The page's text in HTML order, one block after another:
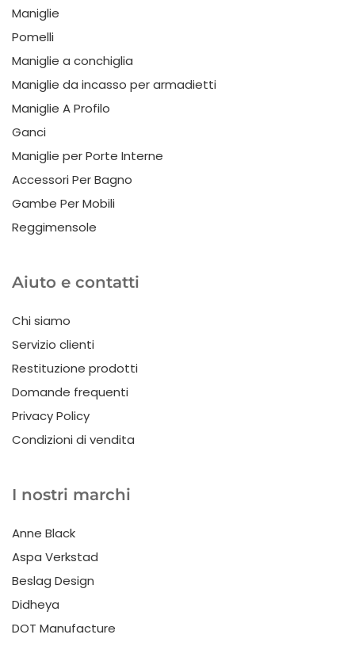
Maniglie
Pomelli
Maniglie a conchiglia
Maniglie da incasso per armadietti
Maniglie A Profilo
Ganci
Maniglie per Porte Interne
Accessori Per Bagno
Gambe Per Mobili
Reggimensole
Aiuto e contatti
Chi siamo
Servizio clienti
Restituzione prodotti
Domande frequenti
Privacy Policy
Condizioni di vendita
I nostri marchi
Anne Black
Aspa Verkstad
Beslag Design
Didheya
DOT Manufacture